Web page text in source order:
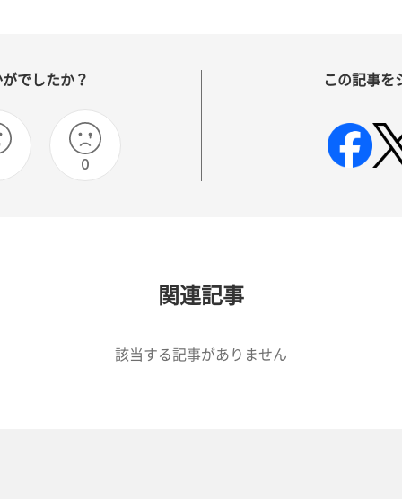
でしたか？
0
この記事を
関連記事
該当する記事がありません